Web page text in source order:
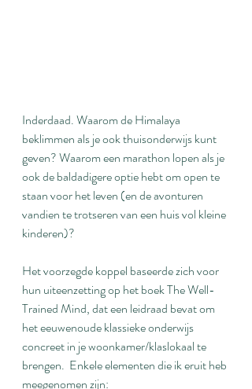
Inderdaad. Waarom de Himalaya
beklimmen als je ook thuisonderwijs kunt
geven? Waarom een marathon lopen als je
ook de baldadigere optie hebt om open te
staan voor het leven (en de avonturen
vandien te trotseren van een huis vol kleine
kinderen)?
Het voorzegde koppel baseerde zich voor
hun uiteenzetting op het boek The Well-
Trained Mind, dat een leidraad bevat om
het eeuwenoude klassieke onderwijs
concreet in je woonkamer/klaslokaal te
brengen.  Enkele elementen die ik eruit heb
meegenomen zijn: